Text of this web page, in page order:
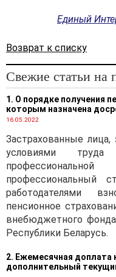
Единый
Возврат к списку
Свежие статьи на
1. О порядке получения
которым назначена
16.05.2022
Застрахованные
условиями
профессиональный
работодателями
пенсионное
внебюджетного
Республики Беларусь.
2. Ежемесячная доплата
дополнительный